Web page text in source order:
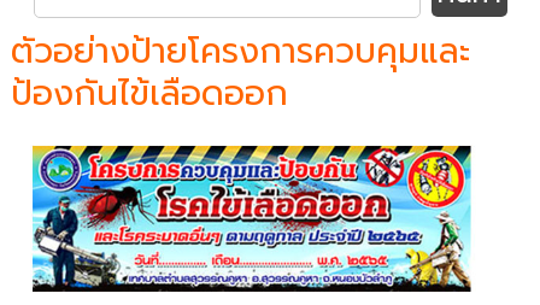
ตัวอย่างป้ายโครงการควบคุมและ
ป้องกันไข้เลือดออก